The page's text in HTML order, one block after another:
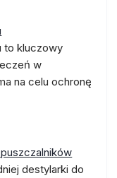
to kluczowy
w
na celu ochronę
destylarki do